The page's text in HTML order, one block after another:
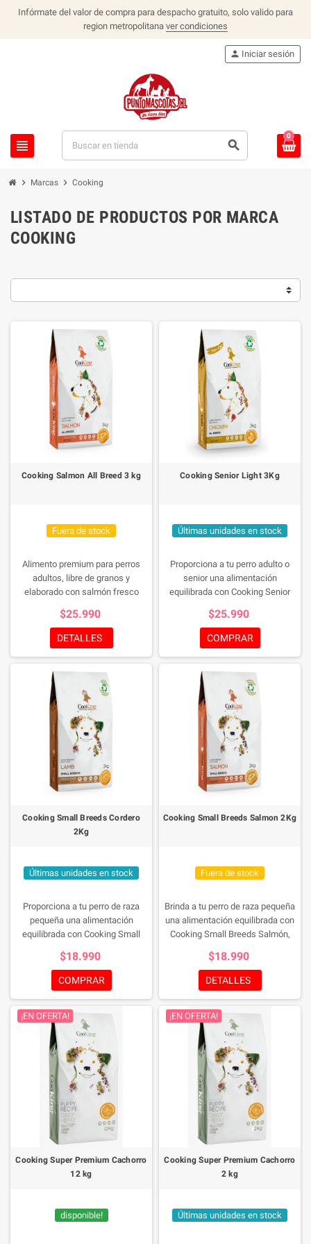
Infórmate del valor de compra para despacho gratuito, solo valido para
region metropolitana ver condiciones
view_headline search
person Iniciar sesión
0
chevron_right Marcas chevron_right Cooking
LISTADO DE PRODUCTOS POR MARCA
COOKING
Cooking Salmon All Breed 3 kg
Fuera de stock
Alimento premium para perros
adultos, libre de granos y
elaborado con salmón fresco
y probióticos para una digestión
saludable, y extracto de mejillón
de labio verde para el cuidado
articular. Contiene un 80% de
proteína de origen animal.
$25.990
DETALLES
Cooking Senior Light 3Kg
Últimas unidades en stock
Proporciona a tu perro adulto o
senior una alimentación
equilibrada con Cooking Senior
de pollo, libre de cereales y
enriquecido con ingredientes
funcionales que favorecen la
digestión, articulaciones y
sistema inmunológico.
$25.990
COMPRAR
Cooking Small Breeds Cordero
2Kg
Últimas unidades en stock
Proporciona a tu perro de raza
pequeña una alimentación
equilibrada con Cooking Small
carne fresca de cordero y pollo,
libre de cereales y enriquecido con
ingredientes funcionales que
favorecen la digestión,
articulaciones y sistema
inmunológico.​
$18.990
COMPRAR
Cooking Small Breeds Salmon 2Kg
Fuera de stock
Brinda a tu perro de raza pequeña
una alimentación equilibrada con
Cooking Small Breeds Salmón,
pescado deshidratado, libre de
cereales y enriquecido con
ingredientes funcionales que
favorecen la digestión,
articulaciones y sistema
inmunológico.
$18.990
DETALLES
¡EN OFERTA!
Cooking Super Premium Cachorro
12 kg
disponible!
¡EN OFERTA!
Cooking Super Premium Cachorro
2 kg
Últimas unidades en stock